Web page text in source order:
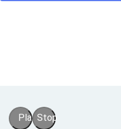
Play Stop